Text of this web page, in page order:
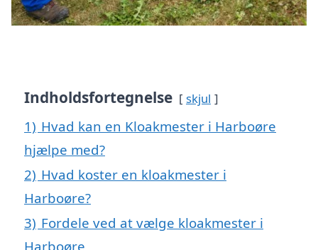
Indholdsfortegnelse skjul
1) Hvad kan en Kloakmester i Harboøre
hjælpe med?
2) Hvad koster en kloakmester i
Harboøre?
3) Fordele ved at vælge kloakmester i
Harboøre